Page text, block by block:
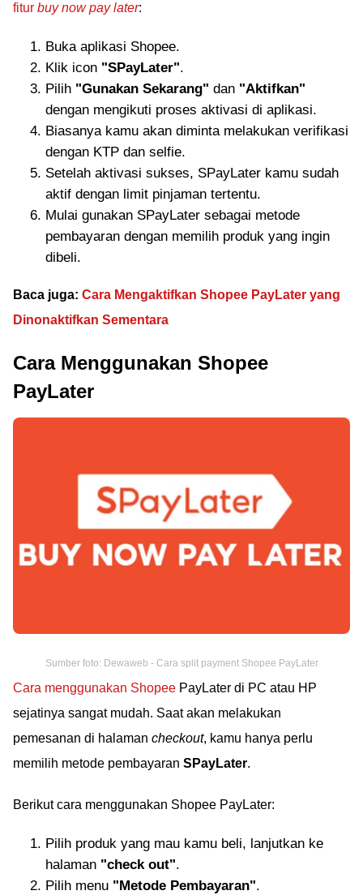
fitur buy now pay later:
Buka aplikasi Shopee.
Klik icon "SPayLater".
Pilih "Gunakan Sekarang" dan "Aktifkan"
dengan mengikuti proses aktivasi di aplikasi.
Biasanya kamu akan diminta melakukan verifikasi
dengan KTP dan selfie.
Setelah aktivasi sukses, SPayLater kamu sudah
aktif dengan limit pinjaman tertentu.
Mulai gunakan SPayLater sebagai metode
pembayaran dengan memilih produk yang ingin
dibeli.
Baca juga: Cara Mengaktifkan Shopee PayLater yang
Dinonaktifkan Sementara
Cara Menggunakan Shopee
PayLater
Sumber foto: Dewaweb - Cara split payment Shopee PayLater
Cara menggunakan Shopee PayLater di PC atau HP
sejatinya sangat mudah. Saat akan melakukan
pemesanan di halaman checkout, kamu hanya perlu
memilih metode pembayaran SPayLater.
Berikut cara menggunakan Shopee PayLater:
Pilih produk yang mau kamu beli, lanjutkan ke
halaman "check out".
Pilih menu "Metode Pembayaran".